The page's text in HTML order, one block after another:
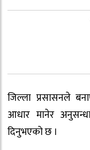
जिल्ला प्रसासनले
आधार मानेर
दिनुभएको छ ।